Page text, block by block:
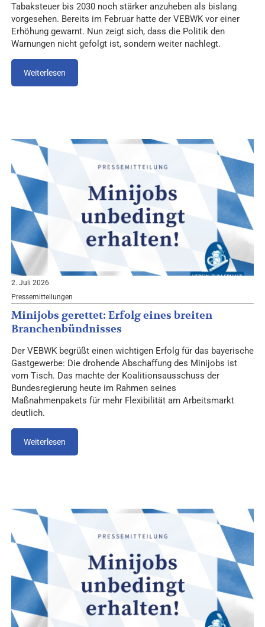
Tabaksteuer bis 2030 noch stärker anzuheben als bislang
vorgesehen. Bereits im Februar hatte der VEBWK vor einer
Erhöhung gewarnt. Nun zeigt sich, dass die Politik den
Warnungen nicht gefolgt ist, sondern weiter nachlegt.
Weiterlesen
2. Juli 2026
Pressemitteilungen
Minijobs gerettet: Erfolg eines breiten
Branchenbündnisses
Der VEBWK begrüßt einen wichtigen Erfolg für das bayerische
Gastgewerbe: Die drohende Abschaffung des Minijobs ist
vom Tisch. Das machte der Koalitionsausschuss der
Bundesregierung heute im Rahmen seines
Maßnahmenpakets für mehr Flexibilität am Arbeitsmarkt
deutlich.
Weiterlesen